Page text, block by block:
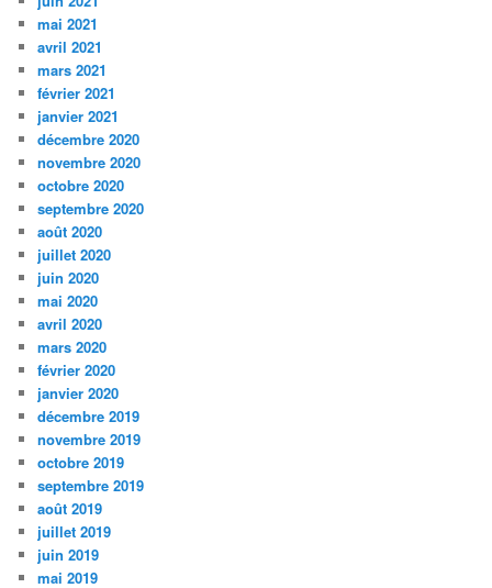
mai 2021
avril 2021
mars 2021
février 2021
janvier 2021
décembre 2020
novembre 2020
octobre 2020
septembre 2020
août 2020
juillet 2020
juin 2020
mai 2020
avril 2020
mars 2020
février 2020
janvier 2020
décembre 2019
novembre 2019
octobre 2019
septembre 2019
août 2019
juillet 2019
juin 2019
mai 2019